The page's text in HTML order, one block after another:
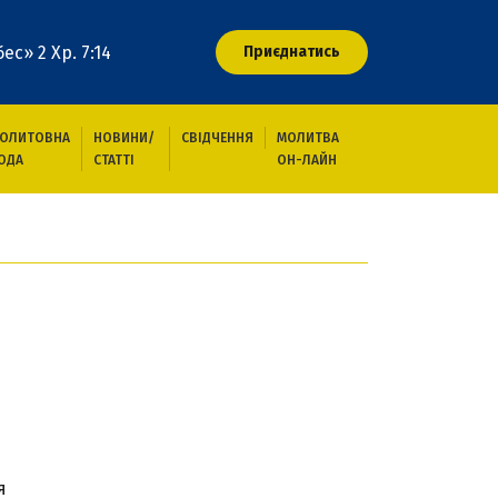
2 Хр. 7:14 Приєднатись
НОВИНИ/
СТАТТІ
СВІДЧЕННЯ
МОЛИТВА
ОН-ЛАЙН